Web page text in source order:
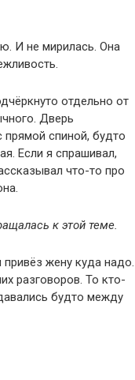
И не мирилась. Она
отдельно от
Дверь
прямой спиной, будто
Если я спрашивал,
что-то про
к этой теме.
жену куда надо.
разговоров. То кто-
будто между